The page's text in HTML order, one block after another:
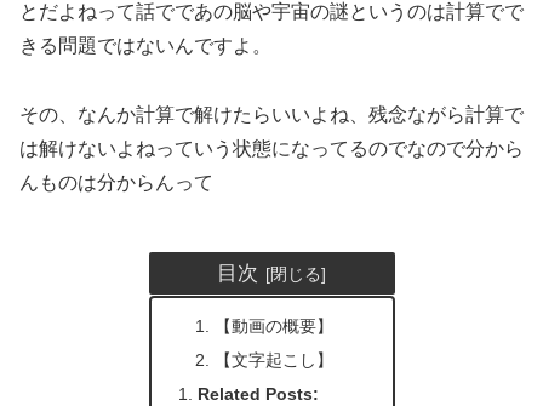
とだよねって話でであの脳や宇宙の謎というのは計算でで
きる問題ではないんですよ。
その、なんか計算で解けたらいいよね、残念ながら計算で
は解けないよねっていう状態になってるのでなので分から
んものは分からんって
目次
【動画の概要】
【文字起こし】
Related Posts: